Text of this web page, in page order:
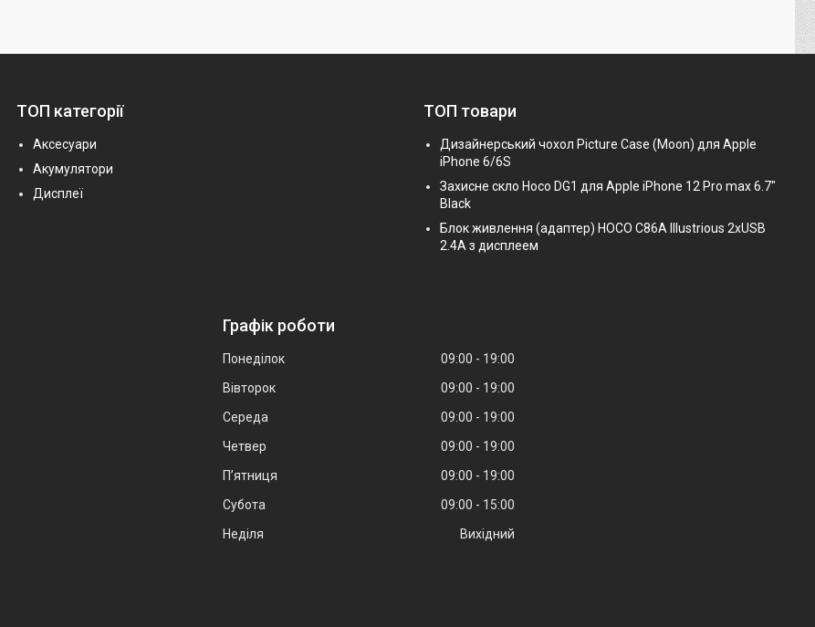
ТОП категорії
Аксесуари
Акумулятори
Дисплеї
ТОП товари
Дизайнерський чохол Picture Case (Moon) для Apple
iPhone 6/6S
Захисне скло Hoco DG1 для Apple iPhone 12 Pro max 6.7"
Black
Блок живлення (адаптер) HOCO C86A Illustrious 2xUSB
2.4A з дисплеем
Графік роботи
Понеділок 09:00
19:00
Вівторок
09:00
19:00
Середа
09:00
19:00
Четвер
09:00
19:00
Пʼятниця
09:00
19:00
Субота
09:00
15:00
Неділя
Вихідний